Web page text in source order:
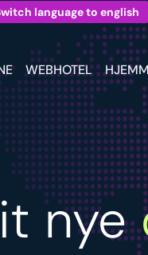
language to english
WEBHOTEL
nye